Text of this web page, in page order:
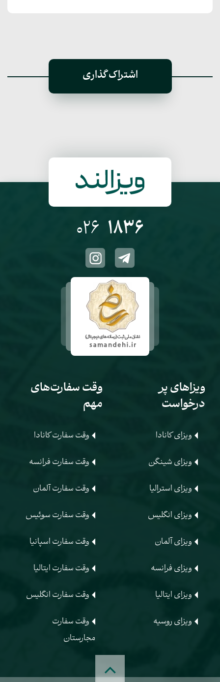
اشتراک گذاری
ویزاهای پر
درخواست
ویزای کانادا
ویزای شینگن
ویزای استرالیا
ویزای انگلیس
ویزای آلمان
ویزای فرانسه
ویزای ایتالیا
ویزای روسیه
1836
وقت سفارت‌های
مهم
وقت سفارت کانادا
وقت سفارت فرانسه
وقت سفارت آلمان
وقت سفارت سوئیس
وقت سفارت اسپانیا
وقت سفارت ایتالیا
وقت سفارت انگلیس
وقت سفارت
مجارستان